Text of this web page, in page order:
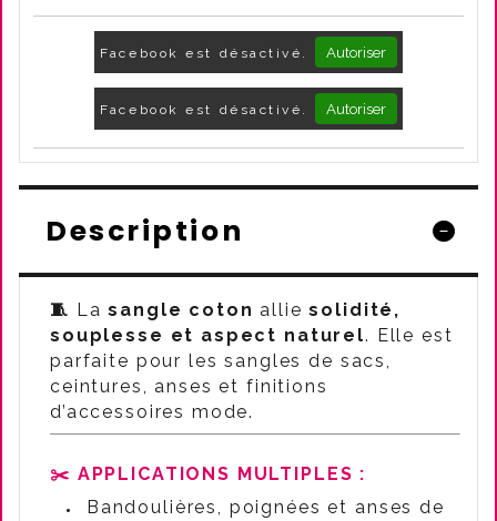
Facebook est désactivé. Autoriser
Facebook est désactivé. Autoriser
Description
🧵 Lasangle coton alliesolidité,
souplesse et aspect naturel. Elle est
parfaite pour les sangles de sacs,
ceintures, anses et finitions
d’accessoires mode.
✂️ APPLICATIONS MULTIPLES :
Bandoulières, poignées et anses de